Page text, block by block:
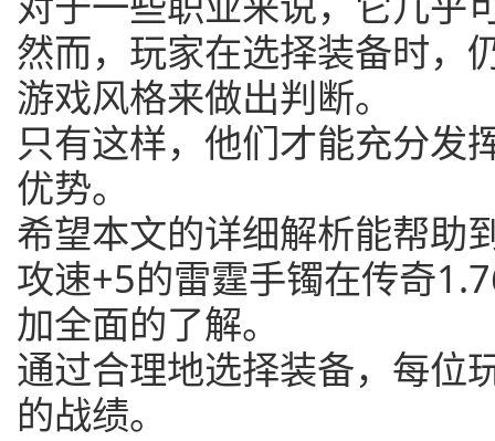
然而，玩家在选择装备时，
游戏风格来做出判断。
只有这样，他们才能充分发
优势。
希望本文的详细解析能帮助
攻速+5的雷霆手镯在传奇
加全面的了解。
通过合理地选择装备，每位
的战绩。